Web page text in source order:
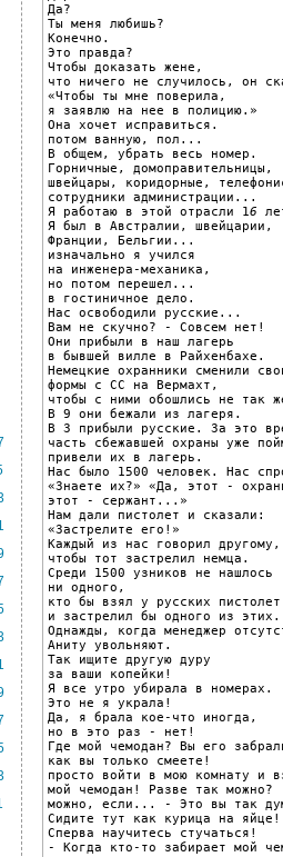
Да?
Ты меня любишь?
Конечно.
Это правда?
Чтобы доказать жене,
что ничего не случилось, он
«Чтобы ты мне поверила,
я заявлю на нее в полицию.»
Она хочет исправиться.
потом ванную, пол...
В общем, убрать весь номер.
Горничные, домоправительницы,
швейцары, коридорные,
сотрудники администрации...
Я работаю в этой отрасли 16
Я был в Австралии, швейцарии,
Франции, Бельгии...
изначально я учился
на инженера-механика,
но потом перешел...
в гостиничное дело.
Нас освободили русские...
Вам не скучно? - Совсем нет!
Они прибыли в наш лагерь
в бывшей вилле в Райхенбахе.
Немецкие охранники сменили
формы с СС на Вермахт,
чтобы с ними обошлись не так
В 9 они бежали из лагеря.
В 3 прибыли русские. За это
часть сбежавшей охраны уже
привели их в лагерь.
Нас было 1500 человек. Нас
«Знаете их?» «Да, этот -
этот - сержант...»
Нам дали пистолет и сказали:
«Застрелите его!»
Каждый из нас говорил другому,
чтобы тот застрелил немца.
Среди 1500 узников не нашлось
ни одного,
кто бы взял у русских пистолет
и застрелил бы одного из этих.
Однажды, когда менеджер
Аниту увольняют.
Так ищите другую дуру
за ваши копейки!
Я все утро убирала в номерах.
Это не я украла!
Да, я брала кое-что иногда,
но в это раз - нет!
Где мой чемодан? Вы его
как вы только смеете!
просто войти в мою комнату и
мой чемодан! Разве так можно?
можно, если... - Это вы так
Сидите тут как курица на яйце!
Сперва научитесь стучаться!
- Когда кто-то забирает мой